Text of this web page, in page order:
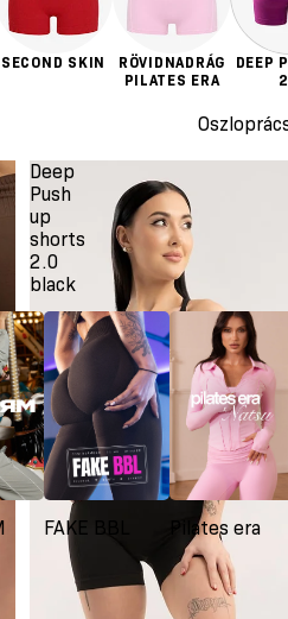
FAKE BBL Pilates era
SECOND SKIN
RÖVIDNADRÁG
PILATES ERA
DEEP
Deep
Push
up
shorts
2.0
black